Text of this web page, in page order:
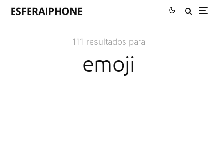
111 resultados para
emoji